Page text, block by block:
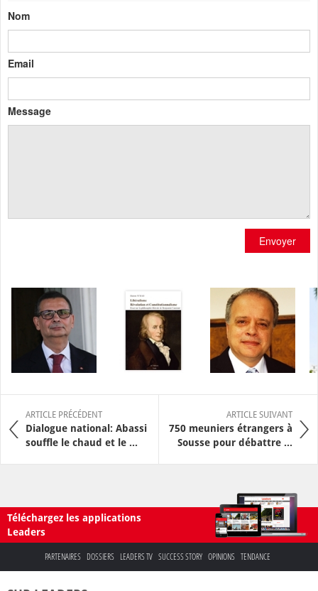
Nom
Email
Message
Envoyer
ARTICLE PRÉCÉDENT
Dialogue national: Abassi
souffle le chaud et le ...
ARTICLE SUIVANT
750 meuniers étrangers à
Sousse pour débattre ...
Téléchargez les applications
Leaders
PARTENAIRES DOSSIERS LEADERS TV SUCCESS STORY OPINIONS TENDANCE